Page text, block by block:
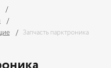
Запчасть парктроника